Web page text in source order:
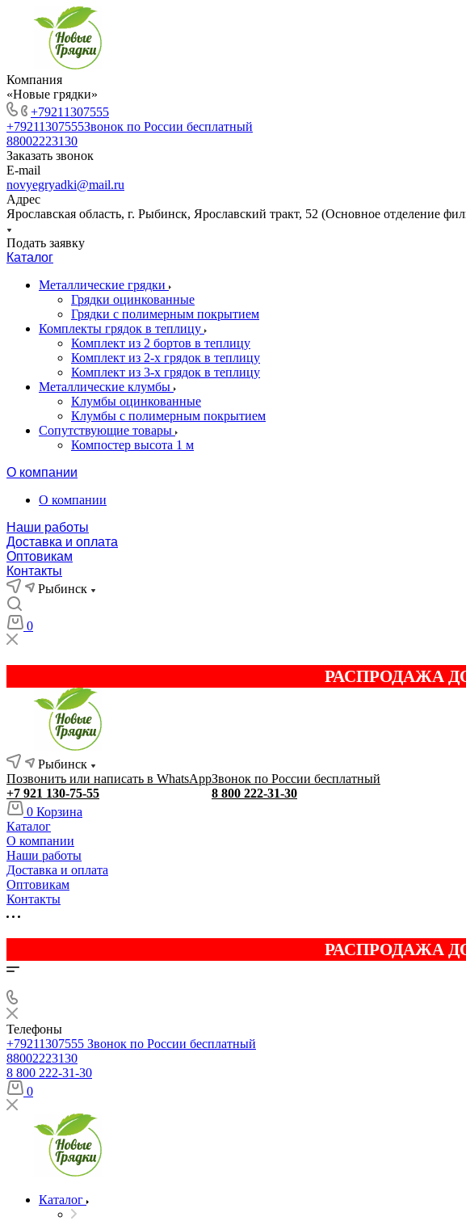
Компания
«Новые грядки»
+79211307555
+79211307555Звонок по России бесплатный
88002223130
Заказать звонок
E-mail
novyegryadki@mail.ru
Адрес
Ярославская область, г. Рыбинск, Ярославский тракт, 52 (Основное отделение
Подать заявку
Каталог
Металлические грядки
Грядки оцинкованные
Грядки с полимерным покрытием
Комплекты грядок в теплицу
Комплект из 2 бортов в теплицу
Комплект из 2-х грядок в теплицу
Комплект из 3-х грядок в теплицу
Металлические клумбы
Клумбы оцинкованные
Клумбы с полимерным покрытием
Сопутствующие товары
Компостер высота 1 м
О компании
О компании
Наши работы
Доставка и оплата
Оптовикам
Контакты
Рыбинск
0
РАСПРОДАЖА
Рыбинск
Позвонить или написать в WhatsApp
+7 921 130-75-55
Звонок по России бесплатный
8 800 222-31-30
0 Корзина
Каталог
О компании
Наши работы
Доставка и оплата
Оптовикам
Контакты
РАСПРОДАЖА
Телефоны
+79211307555 Звонок по России бесплатный
88002223130
8 800 222-31-30
0
Каталог